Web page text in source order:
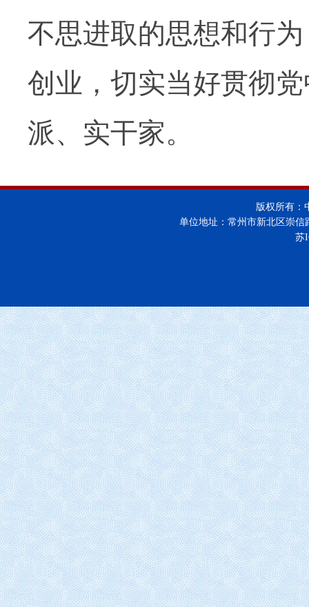
不思进取的思想和行
创业，切实当好贯彻
派、实干家。
版权所有：
单位地址：常州市新北区崇
苏